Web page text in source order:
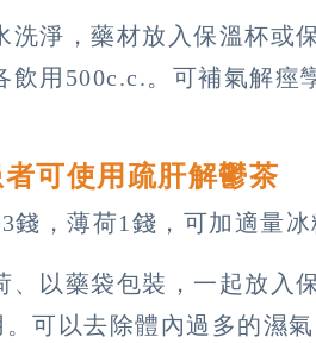
洗淨，藥材放入保溫杯或
飲用500c.c.。可補氣解痙
可使用疏肝解鬱茶
錢，薄荷1錢，可加適量冰
、以藥袋包裝，一起放入
可以去除體內過多的濕